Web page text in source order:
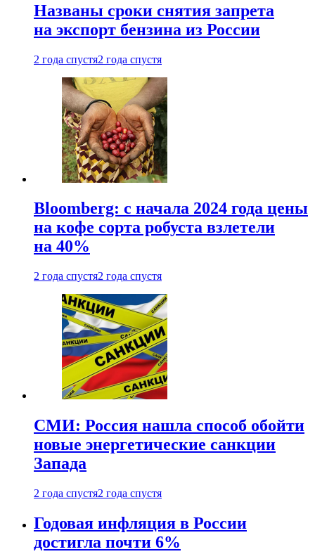
Названы сроки снятия запрета
на экспорт бензина из России
2 года спустя2 года спустя
Bloomberg: с начала 2024 года цены
на кофе сорта робуста взлетели
на 40%
2 года спустя2 года спустя
СМИ: Россия нашла способ обойти
новые энергетические санкции
Запада
2 года спустя2 года спустя
Годовая инфляция в России
достигла почти 6%